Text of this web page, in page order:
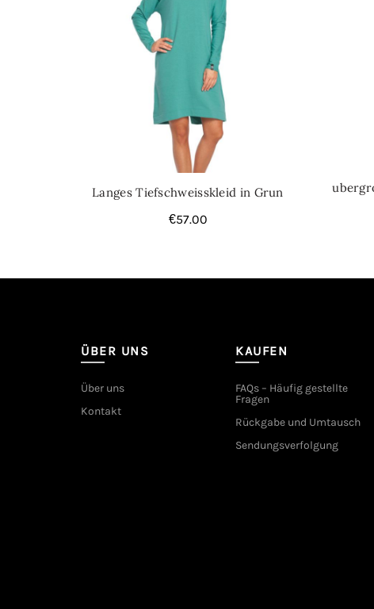
Langes Tiefschweisskleid in Grun
€57.00
ÜBER UNS
Über uns
Kontakt
KAUFEN
FAQs – Häufig gestellte
Fragen
Rückgabe und Umtausch
Sendungsverfolgung